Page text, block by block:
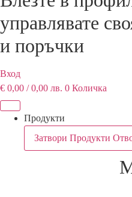
управлявате
и поръчки
Вход
€ 0,00 / 0,00 лв. 0 Количка
Продукти
Затвори Продукти